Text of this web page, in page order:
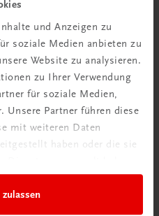
und Anzeigen zu
soziale Medien anbieten zu
Website zu analysieren.
zu Ihrer Verwendung
für soziale Medien,
Unsere Partner führen diese
mit weiteren Daten
haben oder die sie
• Gebackenes